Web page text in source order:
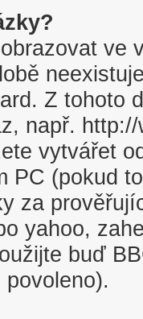
ve
Z tohoto
např.
vytvářet
PC (pokud
za
yahoo,
buď